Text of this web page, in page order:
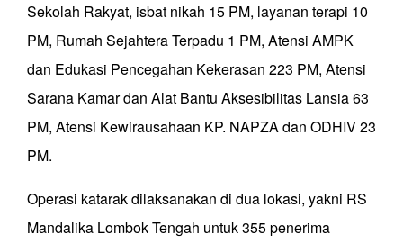
Sekolah Rakyat, isbat nikah 15 PM, layanan terapi 10
PM, Rumah Sejahtera Terpadu 1 PM, Atensi AMPK
dan Edukasi Pencegahan Kekerasan 223 PM, Atensi
Sarana Kamar dan Alat Bantu Aksesibilitas Lansia 63
PM, Atensi Kewirausahaan KP. NAPZA dan ODHIV 23
PM.
Operasi katarak dilaksanakan di dua lokasi, yakni RS
Mandalika Lombok Tengah untuk 355 penerima